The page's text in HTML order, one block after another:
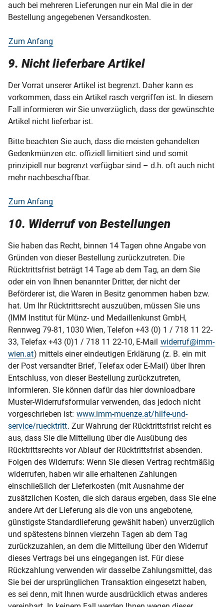
auch bei mehreren Lieferungen nur ein Mal die in der
Bestellung angegebenen Versandkosten.
Zum Anfang
9. Nicht lieferbare Artikel
Der Vorrat unserer Artikel ist begrenzt. Daher kann es
vorkommen, dass ein Artikel rasch vergriffen ist. In diesem
Fall informieren wir Sie unverzüglich, dass der gewünschte
Artikel nicht lieferbar ist.
Bitte beachten Sie auch, dass die meisten gehandelten
Gedenkmünzen etc. offiziell limitiert sind und somit
prinzipiell nur begrenzt verfügbar sind – d.h. oft auch nicht
mehr nachbeschaffbar.
Zum Anfang
10. Widerruf von Bestellungen
Sie haben das Recht, binnen 14 Tagen ohne Angabe von
Gründen von dieser Bestellung zurückzutreten. Die
Rücktrittsfrist beträgt 14 Tage ab dem Tag, an dem Sie
oder ein von Ihnen benannter Dritter, der nicht der
Beförderer ist, die Waren in Besitz genommen haben bzw.
hat. Um Ihr Rücktrittsrecht auszuüben, müssen Sie uns
(IMM Institut für Münz- und Medaillenkunst GmbH,
Rennweg 79-81, 1030 Wien, Telefon +43 (0) 1 / 718 11 22-
33, Telefax +43 (0)1 / 718 11 22-10, E-Mail widerruf@imm-
wien.at) mittels einer eindeutigen Erklärung (z. B. ein mit
der Post versandter Brief, Telefax oder E-Mail) über Ihren
Entschluss, von dieser Bestellung zurückzutreten,
informieren. Sie können dafür das hier downloadbare
Muster-Widerrufsformular verwenden, das jedoch nicht
vorgeschrieben ist: www.imm-muenze.at/hilfe-und-
service/ruecktritt. Zur Wahrung der Rücktrittsfrist reicht es
aus, dass Sie die Mitteilung über die Ausübung des
Rücktrittsrechts vor Ablauf der Rücktrittsfrist absenden.
Folgen des Widerrufs: Wenn Sie diesen Vertrag rechtmäßig
widerrufen, haben wir alle erhaltenen Zahlungen
einschließlich der Lieferkosten (mit Ausnahme der
zusätzlichen Kosten, die sich daraus ergeben, dass Sie eine
andere Art der Lieferung als die von uns angebotene,
günstigste Standardlieferung gewählt haben) unverzüglich
und spätestens binnen vierzehn Tagen ab dem Tag
zurückzuzahlen, an dem die Mitteilung über den Widerruf
dieses Vertrags bei uns eingegangen ist. Für diese
Rückzahlung verwenden wir dasselbe Zahlungsmittel, das
Sie bei der ursprünglichen Transaktion eingesetzt haben,
es sei denn, mit Ihnen wurde ausdrücklich etwas anderes